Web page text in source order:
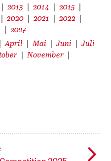
| 2013 | 2014 | 2015 |
| 2020 | 2021 | 2022 |
| 2027
| April | Mai | Juni | Juli
| November |